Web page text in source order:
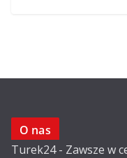
O nas
Turek24 - Zawsze w